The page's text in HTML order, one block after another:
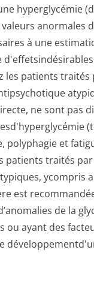
hyperglycémie
anormales
à une
les patients
ne sont pas
polyphagie et
patients traités par
ycompris
est
de la
ou ayant des